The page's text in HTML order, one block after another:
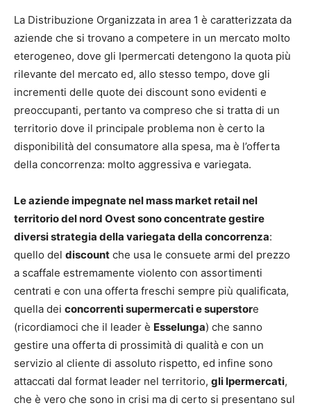
La Distribuzione Organizzata in area 1 è caratterizzata da
aziende che si trovano a competere in un mercato molto
eterogeneo, dove gli Ipermercati detengono la quota più
rilevante del mercato ed, allo stesso tempo, dove gli
incrementi delle quote dei discount sono evidenti e
preoccupanti, pertanto va compreso che si tratta di un
territorio dove il principale problema non è certo la
disponibilità del consumatore alla spesa, ma è l’offerta
della concorrenza: molto aggressiva e variegata.
Le aziende impegnate nel mass market retail nel
territorio del nord Ovest sono concentrate gestire
diversi strategia della variegata della concorrenza:
quello del discount che usa le consuete armi del prezzo
a scaffale estremamente violento con assortimenti
centrati e con una offerta freschi sempre più qualificata,
quella dei concorrenti supermercati e superstore
(ricordiamoci che il leader è Esselunga) che sanno
gestire una offerta di prossimità di qualità e con un
servizio al cliente di assoluto rispetto, ed infine sono
attaccati dal format leader nel territorio, gli Ipermercati,
che è vero che sono in crisi ma di certo si presentano sul